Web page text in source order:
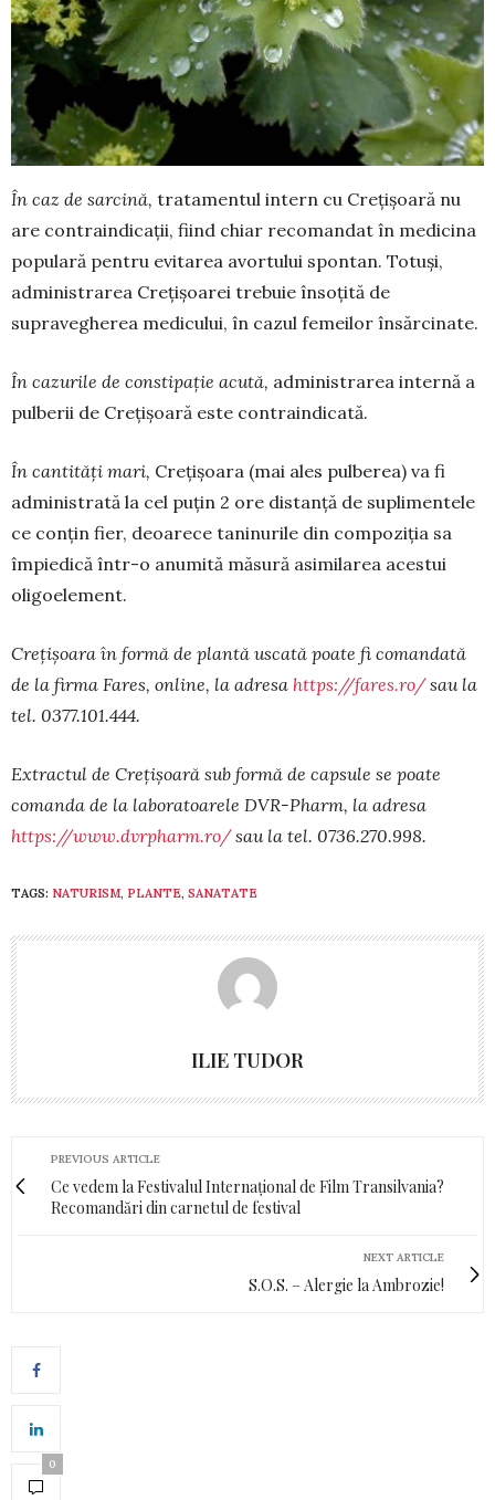
În caz de sarcină, tratamentul intern cu Cre­țișoară nu
are contraindicații, fiind chiar reco­mandat în medicina
populară pentru evitarea avortului spontan. Totuși,
administrarea Creți­șoarei trebuie însoțită de
supravegherea medicu­lui, în cazul femeilor însărcinate.
În cazurile de constipație acută, administrarea internă a
pulberii de Crețișoară este contrain­di­cată.
În cantități mari, Crețișoara (mai ales pul­berea) va fi
administrată la cel puțin 2 ore distanță de suplimentele
ce conțin fier, deoarece taninurile din compoziția sa
împiedică într-o anumită mă­sură asimilarea acestui
oligoelement.
Crețișoara în formă de plantă uscată poate fi comandată
de la firma Fares, online, la adresa https://fares.ro/sau la
tel. 0377.101.444.
Ex­tractul de Crețișoară sub formă de capsule se poate
comanda de la laboratoarele DVR-Pharm, la adresa
https://www.dvrpharm.ro/sau la tel. 0736.270.998.
TAGS: NATURISM, PLANTE, SANATATE
ILIE TUDOR
PREVIOUS ARTICLE
Ce vedem la Festivalul Internațional de Film Transilvania?
Recomandări din carnetul de festival
NEXT ARTICLE
S.O.S. – Alergie la Ambrozie!
0